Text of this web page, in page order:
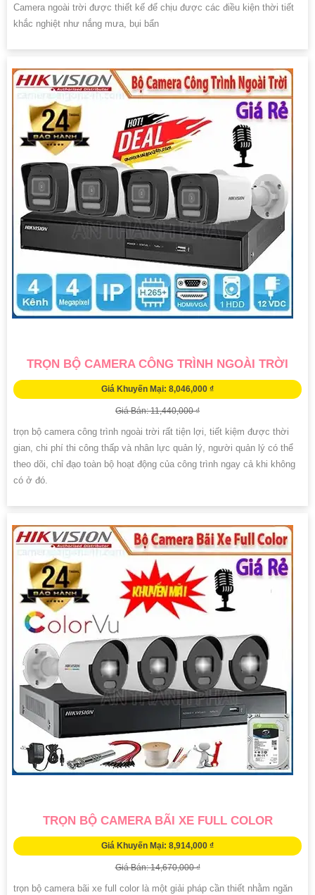
Camera ngoài trời được thiết kế để chịu được các điều kiện thời tiết
khắc nghiệt như nắng mưa, bụi bẩn
TRỌN BỘ CAMERA CÔNG TRÌNH NGOÀI TRỜI
Giá Khuyến Mại: 8,046,000 ₫
Giá Bán: 11,440,000 ₫
trọn bộ camera công trình ngoài trời rất tiện lợi, tiết kiệm được thời
gian, chi phí thi công thấp và nhân lực quản lý, người quản lý có thể
theo dõi, chỉ đạo toàn bộ hoạt động của công trình ngay cả khi không
có ở đó.
TRỌN BỘ CAMERA BÃI XE FULL COLOR
Giá Khuyến Mại: 8,914,000 ₫
Giá Bán: 14,670,000 ₫
trọn bộ camera bãi xe full color là một giải pháp cần thiết nhằm ngăn